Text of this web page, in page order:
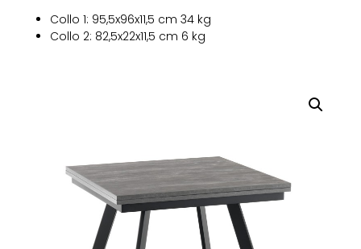
Collo 1: 95,5x96x11,5 cm 34 kg
Collo 2: 82,5x22x11,5 cm 6 kg